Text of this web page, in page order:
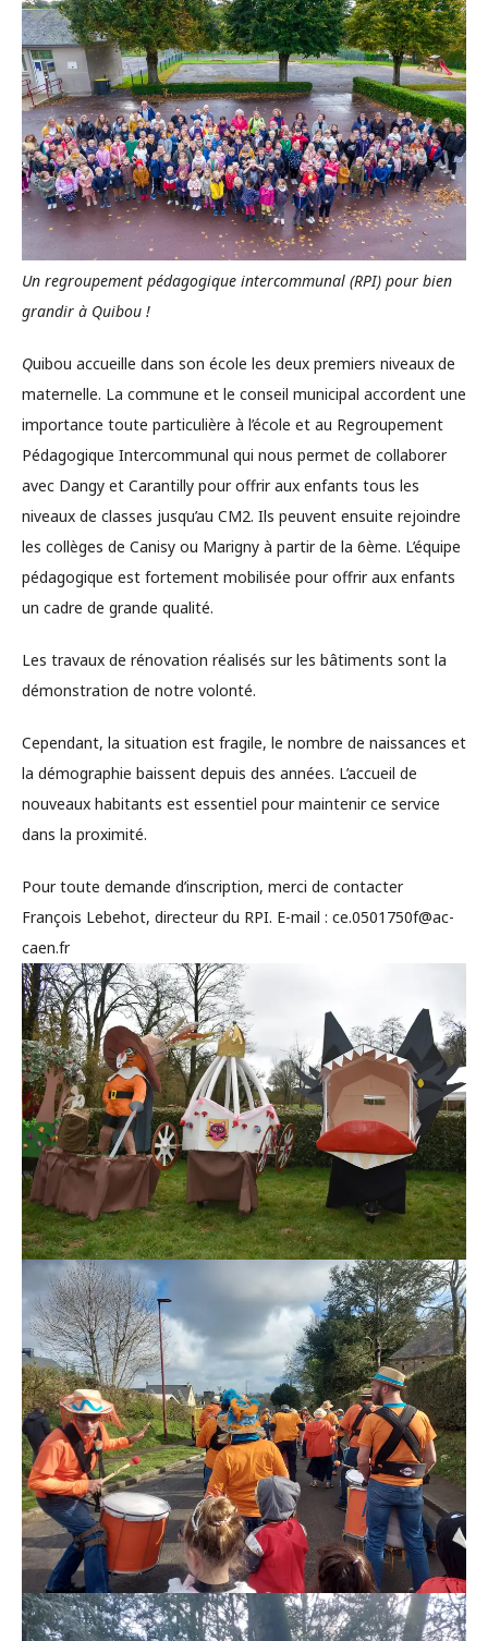
Un regroupement pédagogique intercommunal (RPI) pour bien
grandir à Quibou !
Quibou accueille dans son école les deux premiers niveaux de
maternelle. La commune et le conseil municipal accordent une
importance toute particulière à l’école et au Regroupement
Pédagogique Intercommunal qui nous permet de collaborer
avec Dangy et Carantilly pour offrir aux enfants tous les
niveaux de classes jusqu’au CM2. Ils peuvent ensuite rejoindre
les collèges de Canisy ou Marigny à partir de la 6ème. L’équipe
pédagogique est fortement mobilisée pour offrir aux enfants
un cadre de grande qualité.
Les travaux de rénovation réalisés sur les bâtiments sont la
démonstration de notre volonté.
Cependant, la situation est fragile, le nombre de naissances et
la démographie baissent depuis des années. L’accueil de
nouveaux habitants est essentiel pour maintenir ce service
dans la proximité.
Pour toute demande d’inscription, merci de contacter
François Lebehot, directeur du RPI. E-mail : ce.0501750f@ac-
caen.fr